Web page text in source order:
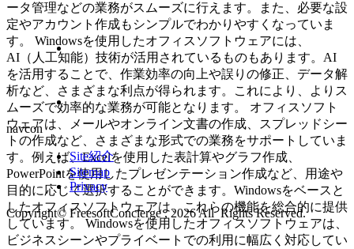
ータ管理などの業務がスムーズに行えます。また、必要な設
定やアカウント作成もシンプルでわかりやすくなっていま
す。 Windowsを使用したオフィスソフトウェアには、
AI（人工知能）技術が活用されているものもあります。AI
を活用することで、作業効率の向上や誤りの修正、データ解
析など、さまざまな利点が得られます。これにより、よりス
ムーズで効率的な業務が可能となります。 オフィスソフト
ウェアは、メールやオンライン文書の作成、スプレッドシー
トの作成など、さまざまな形式での業務をサポートしていま
す。例えば、Excelを使用した表計算やグラフ作成、
PowerPointを使用したプレゼンテーション作成など、用途や
目的に応じて選択することができます。Windowsをベースと
したオフィスソフトウェアは、これらの機能を総合的に提供
しています。 Windowsを使用したオフィスソフトウェアは、
ビジネスシーンやプライベートでの利用に幅広く対応してい
navcon
Site紹介
Sitemap
Privacy
Copyright© FreesoftConcierge , 2026 All Rights Reserved.